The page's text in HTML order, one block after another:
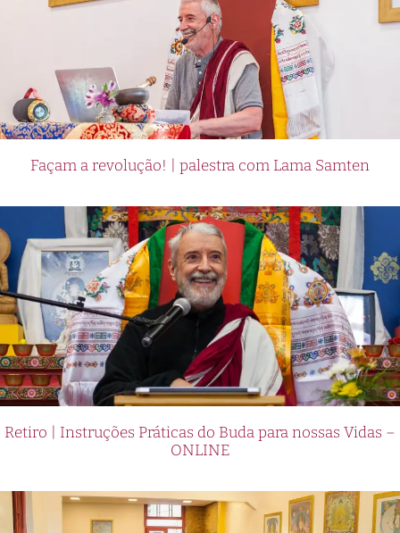
Façam a revolução! | palestra com Lama Samten
Retiro | Instruções Práticas do Buda para nossas Vidas –
ONLINE